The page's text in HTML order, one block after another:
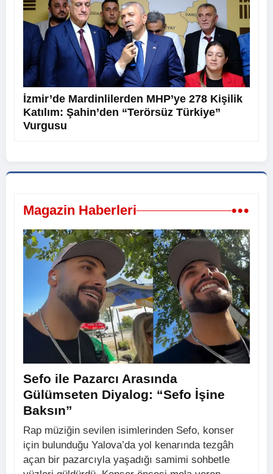
İzmir’de Mardinlilerden MHP’ye 278 Kişilik
Katılım: Şahin’den “Terörsüz Türkiye”
Vurgusu
Magazin Haberleri •••
Sefo ile Pazarcı Arasında
Gülümseten Diyalog: “Sefo İşine
Baksın”
Rap müziğin sevilen isimlerinden Sefo, konser
için bulunduğu Yalova’da yol kenarında tezgâh
açan bir pazarcıyla yaşadığı samimi sohbetle